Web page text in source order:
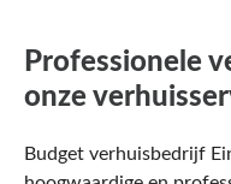
Professionele
onze
Budget verhuisbedrijf